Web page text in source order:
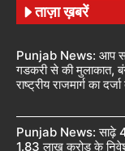
ताज़ा ख़बरें
Punjab News: आप
गडकरी से की मुलाकात,
राष्ट्रीय राजमार्ग का
Punjab News: साढ़े 4
1.83 लाख करोड़ के